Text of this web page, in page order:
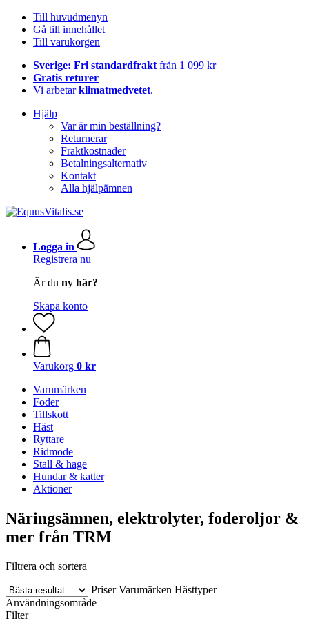
Till huvudmenyn
Gå till innehållet
Till varukorgen
Sverige: Fri standardfrakt från 1 099 kr
Gratis returer
Vi arbetarklimatmedvetet.
Hjälp
Var är min beställning?
Returnerar
Fraktkostnader
Betalningsalternativ
Kontakt
Alla hjälpämnen
Logga in
Registrera nu
Är du ny här?
Skapa konto
Varukorg 0 kr
Varumärken
Foder
Tillskott
Häst
Ryttare
Ridmode
Stall & hage
Hundar & katter
Aktioner
Näringsämnen, elektrolyter, foderoljor &
mer från TRM
Filtrera och sortera
Priser Varumärken Hästtyper
Användningsområde
Filter